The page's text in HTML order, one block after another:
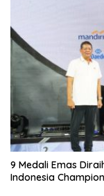
9 Medali Emas
Indonesia